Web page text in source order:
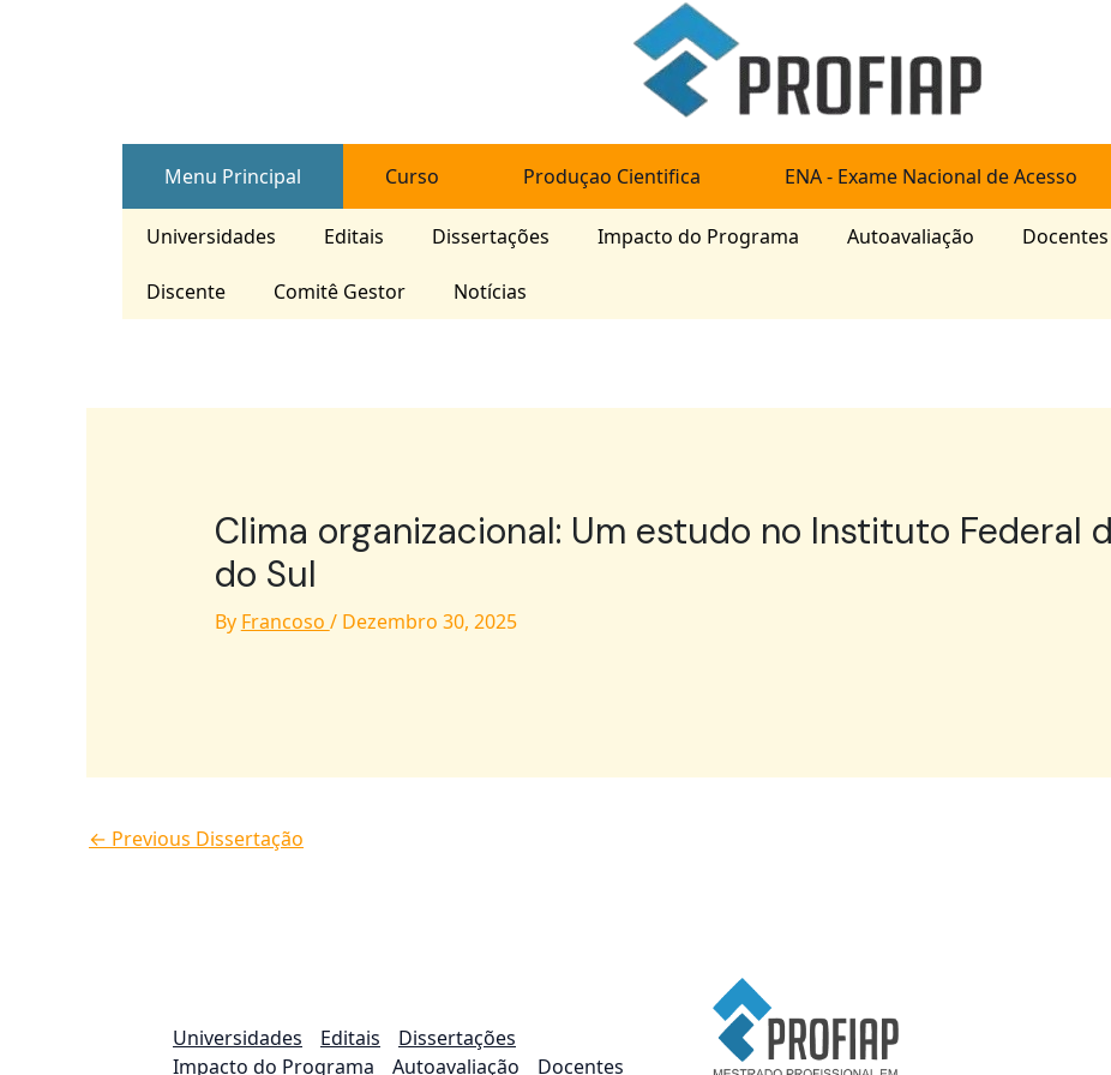
Menu Principal Curso Produçao Cientifica ENA - Exame Nacional de Acesso
Universidades Editais Dissertações Impacto do Programa Autoavaliação Docentes
Discente Comitê Gestor Notícias
Clima organizacional: Um estudo no Instituto Federal
do Sul
By Francoso / Dezembro 30, 2025
← Previous Dissertação
Universidades Editais
Dissertações
Impacto do Programa
Autoavaliação Docentes